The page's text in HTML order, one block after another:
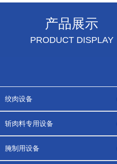
产品展示
PRODUCT DISPLAY
绞肉设备
斩肉料专用设备
腌制用设备